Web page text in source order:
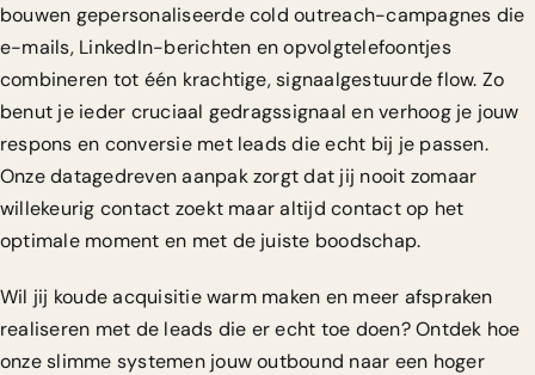
bouwen gepersonaliseerde cold outreach-campagnes die
e-mails, LinkedIn-berichten en opvolgtelefoontjes
combineren tot één krachtige, signaalgestuurde flow. Zo
benut je ieder cruciaal gedragssignaal en verhoog je jouw
respons en conversie met leads die echt bij je passen.
Onze datagedreven aanpak zorgt dat jij nooit zomaar
willekeurig contact zoekt maar altijd contact op het
optimale moment en met de juiste boodschap.
Wil jij koude acquisitie warm maken en meer afspraken
realiseren met de leads die er echt toe doen? Ontdek hoe
onze slimme systemen jouw outbound naar een hoger